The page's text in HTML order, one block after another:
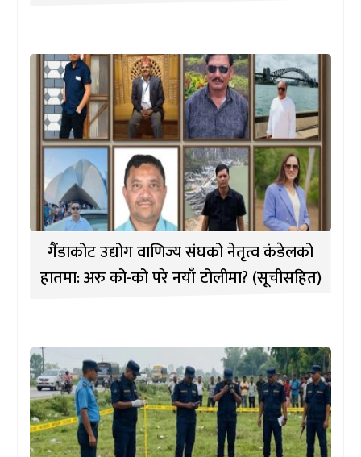
गैंडाकोट उद्योग वाणिज्य संघको नेतृत्व कंडेलको
हातमा: अरु को-को परे नयाँ टोलीमा? (सूचीसहित)